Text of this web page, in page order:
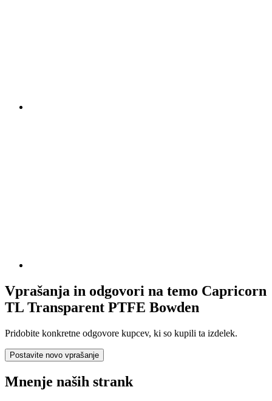
Vprašanja in odgovori na temo Capricorn
TL Transparent PTFE Bowden
Pridobite konkretne odgovore kupcev, ki so kupili ta izdelek.
Postavite novo vprašanje
Mnenje naših strank